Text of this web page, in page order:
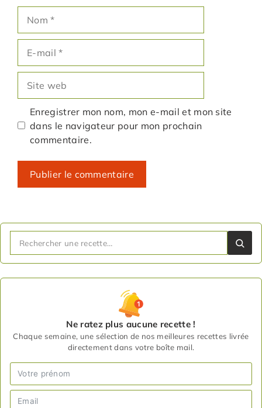
mail
web
Enregistrer mon nom, mon e-mail et mon site
dans le navigateur pour mon prochain
commentaire.
Ne ratez plus aucune recette !
Chaque semaine, une sélection de nos meilleures recettes livrée
directement dans votre boîte mail.